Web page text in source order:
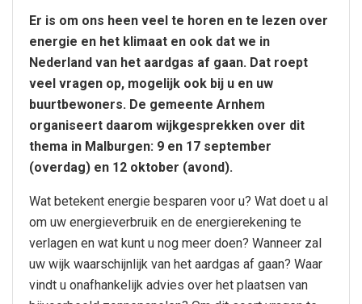
Er is om ons heen veel te horen en te lezen over
energie en het klimaat en ook dat we in
Nederland van het aardgas af gaan. Dat roept
veel vragen op, mogelijk ook bij u en uw
buurtbewoners. De gemeente Arnhem
organiseert daarom wijkgesprekken over dit
thema in Malburgen: 9 en 17 september
(overdag) en 12 oktober (avond).
Wat betekent energie besparen voor u? Wat doet u al
om uw energieverbruik en de energierekening te
verlagen en wat kunt u nog meer doen? Wanneer zal
uw wijk waarschijnlijk van het aardgas af gaan? Waar
vindt u onafhankelijk advies over het plaatsen van